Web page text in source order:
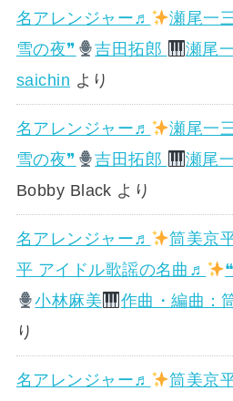
名アレンジャー♬ 瀬尾一
雪の夜❞
吉田拓郎 瀬尾
saichin より
名アレンジャー♬ 瀬尾一
雪の夜❞
吉田拓郎 瀬尾
Bobby Black より
名アレンジャー♬ 筒美京
平 アイドル歌謡の名曲♬
小林麻美
作曲・編曲：
り
名アレンジャー♬ 筒美京